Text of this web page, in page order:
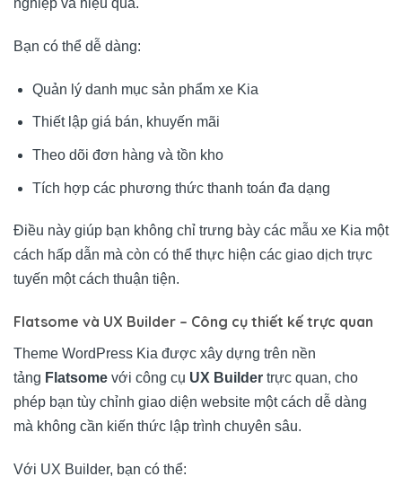
nghiệp và hiệu quả.
Bạn có thể dễ dàng:
Quản lý danh mục sản phẩm xe Kia
Thiết lập giá bán, khuyến mãi
Theo dõi đơn hàng và tồn kho
Tích hợp các phương thức thanh toán đa dạng
Điều này giúp bạn không chỉ trưng bày các mẫu xe Kia một
cách hấp dẫn mà còn có thể thực hiện các giao dịch trực
tuyến một cách thuận tiện.
Flatsome và UX Builder – Công cụ thiết kế trực quan
Theme WordPress Kia được xây dựng trên nền
tảng Flatsome với công cụ UX Builder trực quan, cho
phép bạn tùy chỉnh giao diện website một cách dễ dàng
mà không cần kiến thức lập trình chuyên sâu.
Với UX Builder, bạn có thể: